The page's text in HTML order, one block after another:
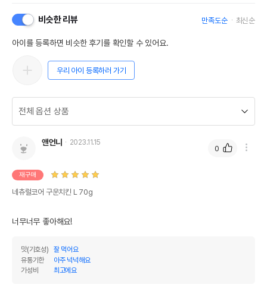
비슷한 리뷰 만족도순 최신순
아이를 등록하면 비슷한 후기를 확인할 수 있어요.
우리 아이 등록하러 가기
앤언니 2023.11.15
재구매
네츄럴코어 구운치킨 L 70g
너무너무 좋아해요!
맛(기호성)
잘 먹어요
유통기한
아주 넉넉해요
가성비
최고에요
0